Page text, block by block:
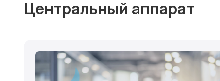
Центральный аппарат